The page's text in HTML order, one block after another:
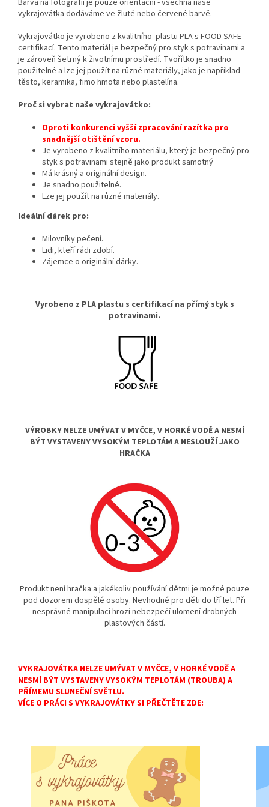
Barva na fotografii je pouze orientační - všechna naše
vykrajovátka dodáváme ve žluté nebo červené barvě.
Vykrajovátko je vyrobeno z kvalitního plastu PLA s FOOD SAFE
certifikací. Tento materiál je bezpečný pro styk s potravinami a
je zároveň šetrný k životnímu prostředí. Tvořítko je snadno
použitelné a lze jej použít na různé materiály, jako je například
těsto, keramika, fimo hmota nebo plastelína.
Proč si vybrat naše vykrajovátko:
Oproti konkurenci vyšší zpracování razítka pro
snadnější otištění vzoru.
Je vyrobeno z kvalitního materiálu, který je bezpečný pro
styk s potravinami stejně jako produkt samotný
Má krásný a originální design.
Je snadno použitelné.
Lze jej použít na různé materiály.
Ideální dárek pro:
Milovníky pečení.
Lidi, kteří rádi zdobí.
Zájemce o originální dárky.
Vyrobeno z PLA plastu s certifikací na přímý styk s
potravinami.
VÝROBKY NELZE UMÝVAT V MYČCE, V HORKÉ VODĚ A NESMÍ
BÝT VYSTAVENY VYSOKÝM TEPLOTÁM A NESLOUŽÍ JAKO
HRAČKA
Produkt není hračka a jakékoliv používání dětmi je možné pouze
pod dozorem dospělé osoby. Nevhodné pro děti do tří let. Při
nesprávné manipulaci hrozí nebezpečí ulomení drobných
plastových částí.
VYKRAJOVÁTKA NELZE UMÝVAT V MYČCE, V HORKÉ VODĚ A
NESMÍ BÝT VYSTAVENY VYSOKÝM TEPLOTÁM (TROUBA) A
PŘÍMEMU SLUNEČNÍ SVĚTLU.
VÍCE O PRÁCI S VYKRAJOVÁTKY SI PŘEČTĚTE ZDE: